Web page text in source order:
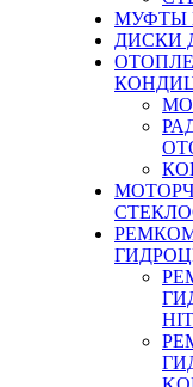
МУФТЫ
ДИСКИ